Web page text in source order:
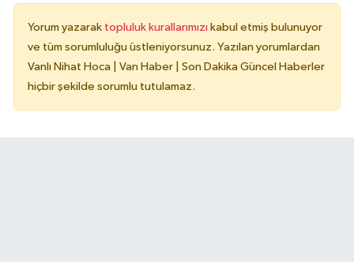
Yorum yazarak topluluk kurallarımızı kabul etmiş bulunuyor
ve tüm sorumluluğu üstleniyorsunuz. Yazılan yorumlardan
Vanlı Nihat Hoca | Van Haber | Son Dakika Güncel Haberler
hiçbir şekilde sorumlu tutulamaz.